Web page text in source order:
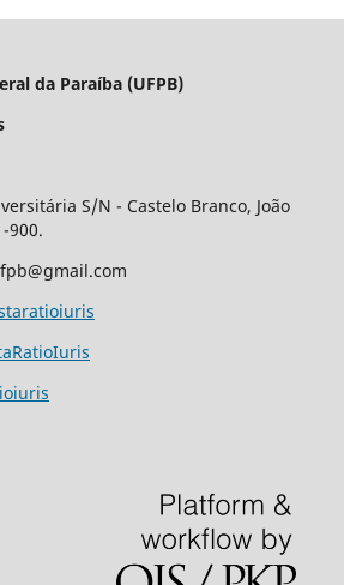
da Paraíba (UFPB)
S/N - Castelo Branco, João
900.